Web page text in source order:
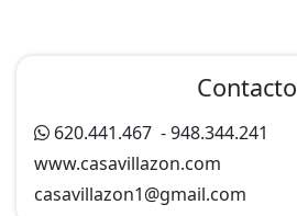
Contacto
620.441.467 -948.344.241
www.casavillazon.com
casavillazon1@gmail.com